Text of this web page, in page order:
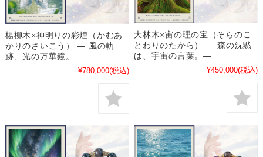
楊柳木×神明りの彩煌（かむあ
かりのさいこう） ― 風の軌
跡、光の万華鏡。―
¥780,000(税込)
大林木×宙の理の宝（そらのこ
とわりのたから） ― 森の沈黙
は、宇宙の言葉。―
¥450,000(税込)